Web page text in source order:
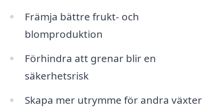
Främja bättre frukt- och
blomproduktion
Förhindra att grenar blir en
säkerhetsrisk
Skapa mer utrymme för andra växter